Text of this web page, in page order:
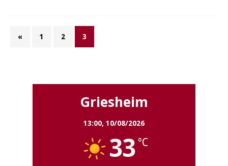
« 1 2 3
Griesheim
13:00, 10/08/2026
33 °C